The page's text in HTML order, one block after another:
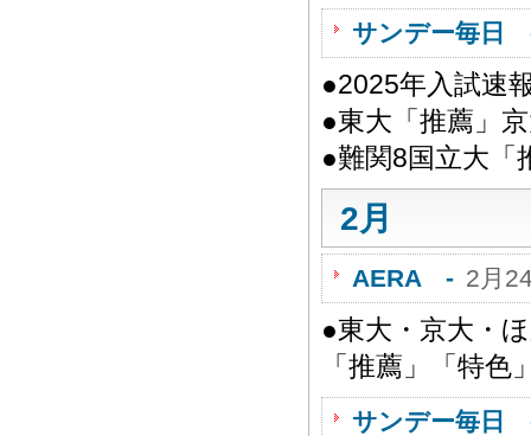
サンデー毎日
●2025年入試速
●東大「推薦」
●難関8国立大「
2月
AERA - 2月
●東大・京大・
「推薦」「特
サンデー毎日